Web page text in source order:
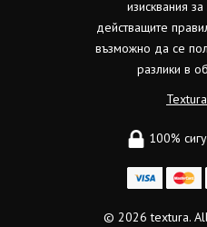
изисквания
действащите
възможно да се
разлики в
100%
© 2026textura.